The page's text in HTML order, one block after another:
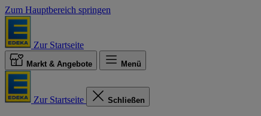
Zum Hauptbereich springen
Zur Startseite
Markt & Angebote Menü
Zur Startseite Schließen